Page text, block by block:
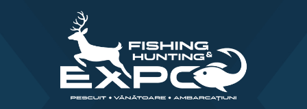
INFO
INSCRIERE